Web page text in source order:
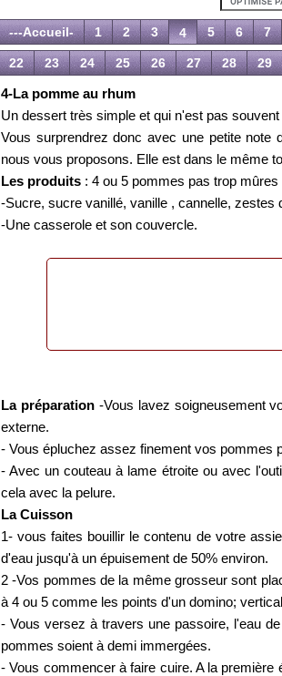
---Accueil- 1 2 3 4 5 6 7
22 23 24 25 26 27 28 29
4-La pomme au rhum
Un dessert très simple et qui n'est pas
Vous surprendrez donc avec une petite note
nous vous proposons. Elle est dans le même
Les produits : 4 ou 5 pommes pas trop
-Sucre, sucre vanillé, vanille , cannelle, zestes
-Une casserole et son couvercle.
La préparation-Vous lavez soigneusement
externe.
- Vous épluchez assez finement vos pommes
- Avec un couteau à lame étroite ou avec
cela avec la pelure.
La Cuisson
1- vous faites bouillir le contenu de votre
d'eau jusqu'à un épuisement de 50% environ.
2 -Vos pommes de la même grosseur sont
à 4 ou 5 comme les points d'un domino;
- Vous versez à travers une passoire, l'eau
pommes soient à demi immergées.
- Vous commencer à faire cuire. A la